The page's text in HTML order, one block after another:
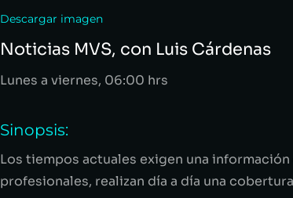
Descargar imagen
Noticias MVS, con Luis Cárdenas
Lunes a viernes, 06:00 hrs
Sinopsis:
Los tiempos actuales exigen una
profesionales, realizan día a día una